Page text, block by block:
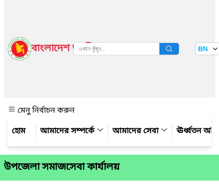
বাংলাদেশ জাতীয় তথ্য বাতায়ন BN
মেনু নির্বাচন করুন
আমাদের সম্পর্কে
আমাদের সেবা ঊর্ধ্বতন
উপজেলা সমাজসেবা কার্যালয়